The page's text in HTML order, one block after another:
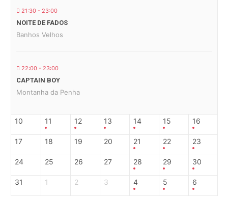
21:30 - 23:00
NOITE DE FADOS
Banhos Velhos
22:00 - 23:00
CAPTAIN BOY
Montanha da Penha
10 11 12 13 14 15 16
17 18 19 20 21 22 23
24 25 26 27 28 29 30
31 1 2 3 4 5 6